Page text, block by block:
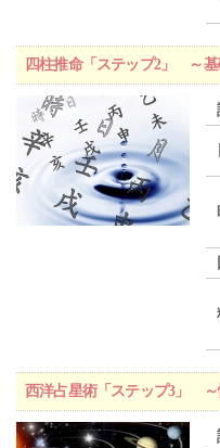
四柱推命「ステップ2」 ～
西洋占星術「ステップ3」 ～